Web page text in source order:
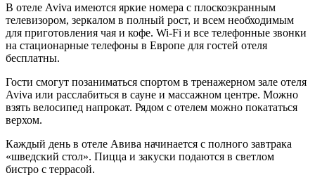
В отеле Aviva имеются яркие номера с плоскоэкранным
телевизором, зеркалом в полный рост, и всем необходимым
для приготовления чая и кофе. Wi-Fi и все телефонные звонки
на стационарные телефоны в Европе для гостей отеля
бесплатны.
Гости смогут позаниматься спортом в тренажерном зале отеля
Aviva или расслабиться в сауне и массажном центре. Можно
взять велосипед напрокат. Рядом с отелем можно покататься
верхом.
Каждый день в отеле Авива начинается с полного завтрака
«шведский стол». Пицца и закуски подаются в светлом
бистро с террасой.